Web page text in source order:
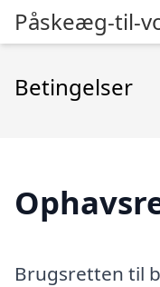
Påskeæg-til-
Betingelser
Brugsretten til